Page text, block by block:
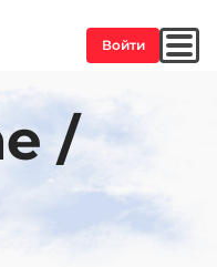
Войти
/